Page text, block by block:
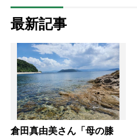
最新記事
倉田真由美さん「母の膝